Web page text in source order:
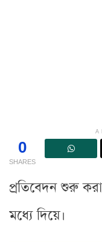
0
SHARES
প্রতিবেদন শুরু
মধ্যে দিয়ে।